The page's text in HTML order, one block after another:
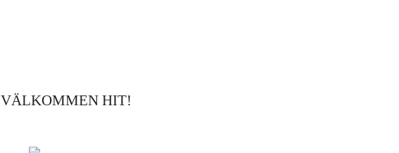
VÄLKOMMEN HIT!